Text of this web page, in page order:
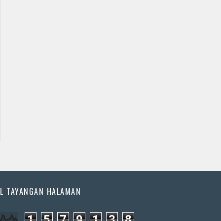
TAYANGAN HALAMAN